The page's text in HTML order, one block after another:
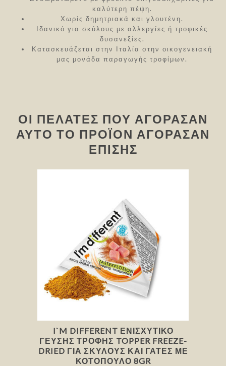
καλύτερη πέψη.
Χωρίς δημητριακά και γλουτένη.
Ιδανικό για σκύλους με αλλεργίες ή τροφικές
δυσανεξίες.
Κατασκευάζεται στην Ιταλία στην οικογενειακή
μας μονάδα παραγωγής τροφίμων.
ΟΙ ΠΕΛΆΤΕΣ ΠΟΥ ΑΓΌΡΑΣΑΝ
ΑΥΤΌ ΤΟ ΠΡΟΪΌΝ ΑΓΌΡΑΣΑΝ
ΕΠΊΣΗΣ
I`M DIFFERENT ΕΝΙΣΧΥΤΙΚΌ
ΓΕΎΣΗΣ ΤΡΟΦΉΣ TOPPER FREEZE-
DRIED ΓΙΑ ΣΚΎΛΟΥΣ ΚΑΙ ΓΆΤΕΣ ΜΕ
ΚΟΤΌΠΟΥΛΟ 8GR